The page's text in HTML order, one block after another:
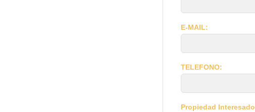
E-MAIL:
TELEFONO:
Propiedad Interesado